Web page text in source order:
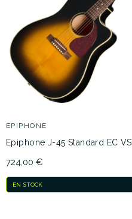
EPIPHONE
Epiphone J-45 Standard EC VS
724,00 €
EN STOCK